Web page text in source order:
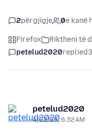
2përgjigje 0e kanë
Firefox Riktheni të
petelud2020replied
petelud2020
4/22/26, 6:32 AM